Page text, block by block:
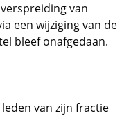
van
een wijziging van de
bleef onafgedaan.
van zijn fractie